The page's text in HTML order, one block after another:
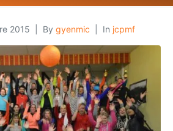
2015 By gyenmic In jcpmf